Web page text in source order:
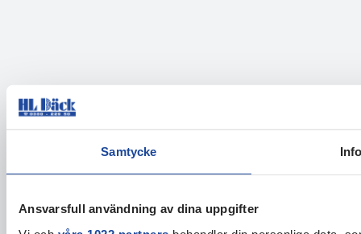
Samtycke
Ansvarsfull användning av dina uppgifter